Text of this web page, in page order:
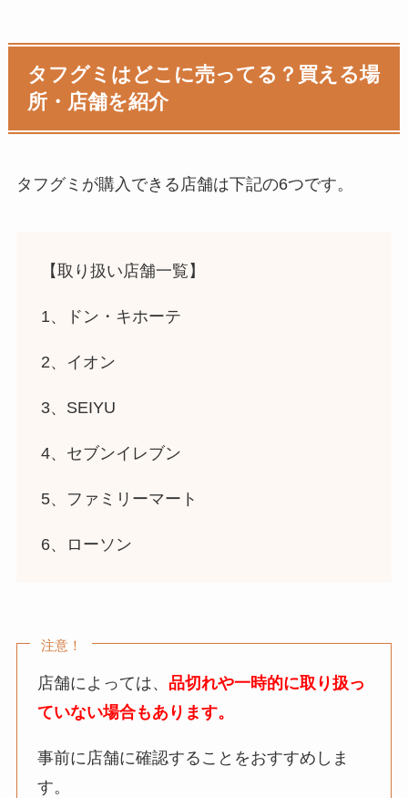
タフグミはどこに売ってる？買える場
所・店舗を紹介
タフグミ が購入できる店舗は下記の6つです。
【取り扱い店舗一覧】
1、ドン・キホーテ
2、イオン
3、SEIYU
4、セブンイレブン
5、ファミリーマート
6、ローソン
注意！
店舗によっては、 品切れや一時的に取り扱っ
ていない場合もあります。
事前に店舗に確認することをおすすめしま
す。